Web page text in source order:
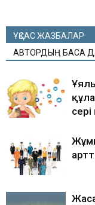
ҰҚСАС ЖАЗБАЛАР
АВТОРДЫҢ БАСҚА